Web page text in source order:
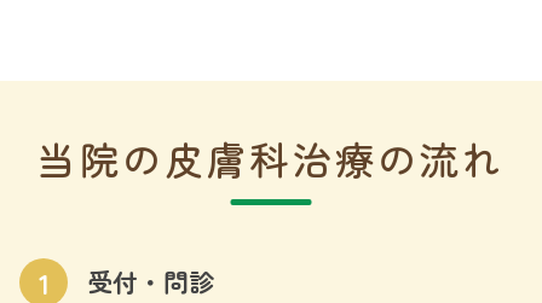
当院の皮膚科治療の流れ
1 受付・問診